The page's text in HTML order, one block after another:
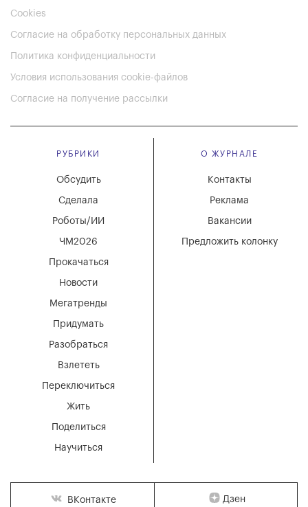
Cookies
Согласие на обработку персональных данных
Политика конфиденциальности
Условия использования cookie-файлов
Согласие на получение рассылки
РУБРИКИ
Мегатренды
Придумать
Разобраться
Взлететь
Новости
Переключиться
Жить
Поделиться
Научиться
Обсудить
Сделала
Роботы/ИИ
ЧМ2026
Прокачаться
О ЖУРНАЛЕ
Вакансии
Реклама
Контакты
Предложить колонку
ВКонтакте Дзен